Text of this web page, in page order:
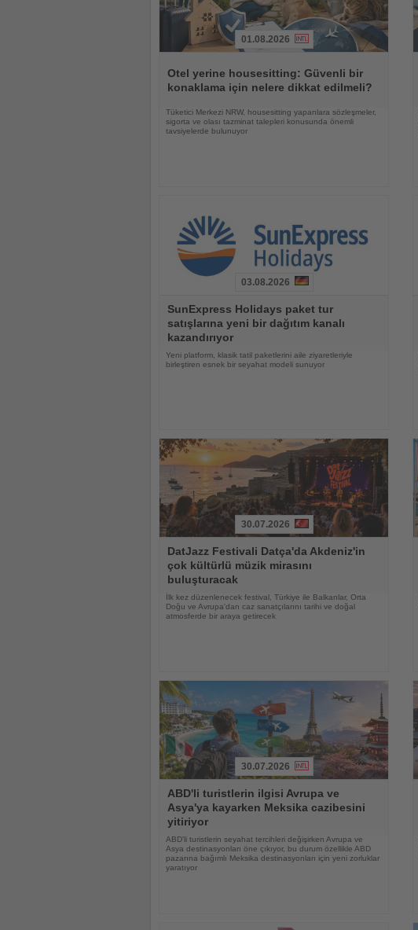
Oku
01.08.2026
Otel yerine housesitting: Güvenli bir
konaklama için nelere dikkat edilmeli?
Tüketici Merkezi NRW, housesitting yapanlara sözleşmeler,
sigorta ve olası tazminat talepleri konusunda önemli
tavsiyelerde bulunuyor
Oku
03.08.2026
SunExpress Holidays paket tur
satışlarına yeni bir dağıtım kanalı
kazandırıyor
Yeni platform, klasik tatil paketlerini aile ziyaretleriyle
birleştiren esnek bir seyahat modeli sunuyor
Oku
30.07.2026
DatJazz Festivali Datça'da Akdeniz'in
çok kültürlü müzik mirasını
buluşturacak
İlk kez düzenlenecek festival, Türkiye ile Balkanlar, Orta
Doğu ve Avrupa'dan caz sanatçılarını tarihi ve doğal
atmosferde bir araya getirecek
Oku
30.07.2026
ABD'li turistlerin ilgisi Avrupa ve
Asya'ya kayarken Meksika cazibesini
yitiriyor
ABD'li turistlerin seyahat tercihleri değişirken Avrupa ve
Asya destinasyonları öne çıkıyor, bu durum özellikle ABD
pazarına bağımlı Meksika destinasyonları için yeni zorluklar
yaratıyor